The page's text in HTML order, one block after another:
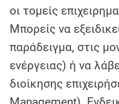
οι τομείς
Μπορείς να
παράδειγμα, στις
ενέργειας) ή να
διοίκησης